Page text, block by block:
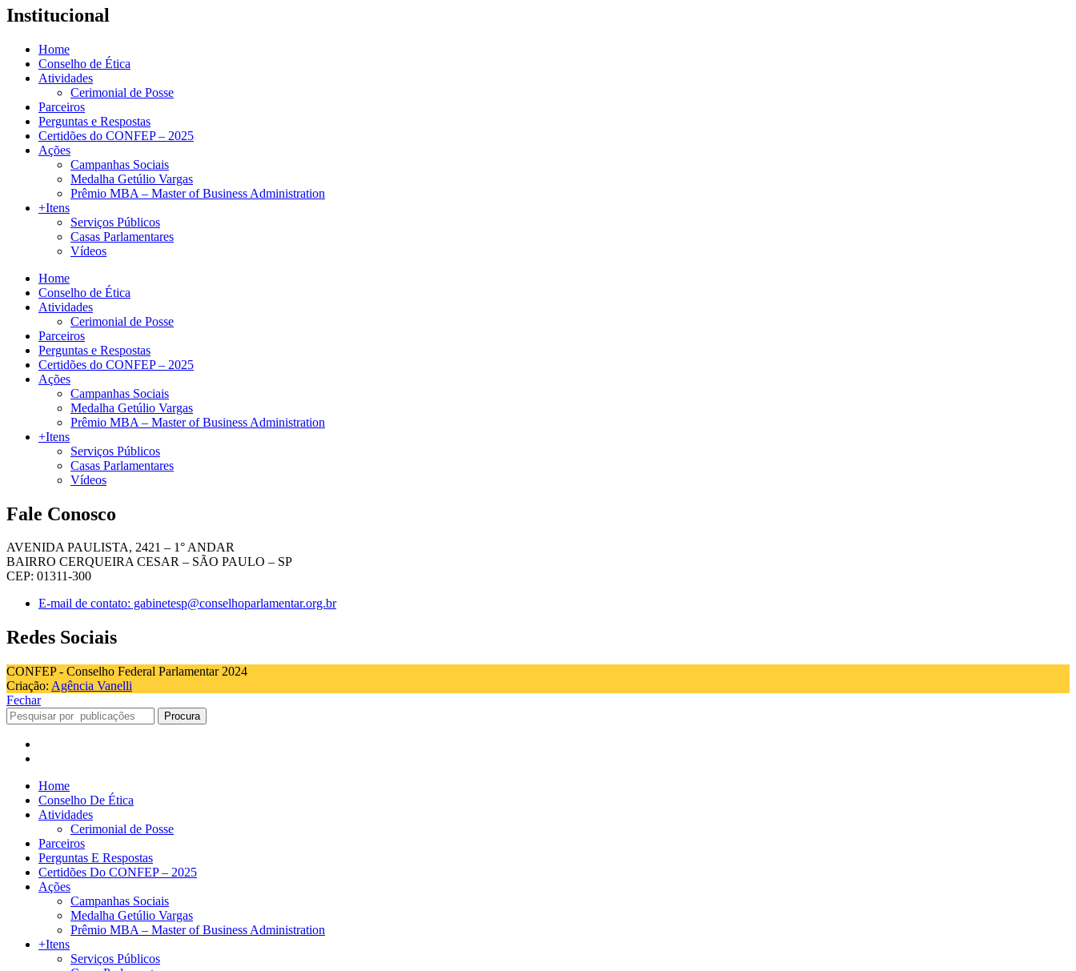
Institucional
Home
Conselho de Ética
Atividades
Cerimonial de Posse
Parceiros
Perguntas e Respostas
Certidões do CONFEP – 2025
Ações
Campanhas Sociais
Medalha Getúlio Vargas
Prêmio MBA – Master of Business Administration
+Itens
Serviços Públicos
Casas Parlamentares
Vídeos
Home
Conselho de Ética
Atividades
Cerimonial de Posse
Parceiros
Perguntas e Respostas
Certidões do CONFEP – 2025
Ações
Campanhas Sociais
Medalha Getúlio Vargas
Prêmio MBA – Master of Business Administration
+Itens
Serviços Públicos
Casas Parlamentares
Vídeos
Fale Conosco
AVENIDA PAULISTA, 2421 – 1° ANDAR
BAIRRO CERQUEIRA CESAR – SÃO PAULO – SP
CEP: 01311-300
E-mail de contato: gabinetesp@conselhoparlamentar.org.br
Redes Sociais
CONFEP - Conselho Federal Parlamentar 2024
Criação: Agência Vanelli
Fechar
Procura
Home
Conselho De Ética
Atividades
Cerimonial de Posse
Parceiros
Perguntas E Respostas
Certidões Do CONFEP – 2025
Ações
Campanhas Sociais
Medalha Getúlio Vargas
Prêmio MBA – Master of Business Administration
+Itens
Serviços Públicos